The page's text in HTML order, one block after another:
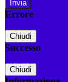
Errore
Chiudi
Successo
Chiudi